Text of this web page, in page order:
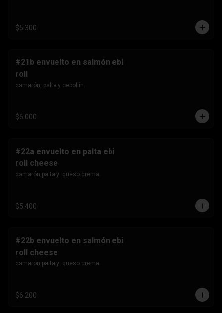
$5.300
#21b envuelto en salmón ebi
roll
camarón, palta y cebollín.
$6.000
#22a envuelto en palta ebi
roll cheese
camarón,palta y  queso crema.
$5.400
#22b envuelto en salmón ebi
roll cheese
camarón,palta y  queso crema.
$6.200